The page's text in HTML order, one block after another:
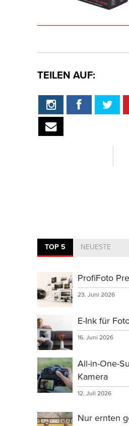
TEILEN AUF:
TOP 5 NEUESTE
ProfiFoto
23. Juni 2026
E-Ink für
16. Juni 2026
All-in-One-
Kamera
12. Juli 2026
Nur ernten